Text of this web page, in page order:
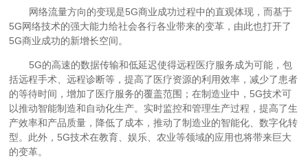
网络流量方向的变现是5G商业成功过程中的直观体现，而基于
5G网络技术的强大能力给社会各行各业带来的变革，由此也打开了
5G商业成功的新增长空间。
5G的高速的数据传输和低延迟使得远程医疗服务成为可能，包
括远程手术、远程诊断等，提高了医疗资源的利用效率，减少了患者
的等待时间，增加了医疗服务的覆盖范围；在制造业中，5G技术可
以推动智能制造和自动化生产。实时监控和管理生产过程，提高了生
产效率和产品质量，降低了成本，推动了制造业的智能化、数字化转
型。此外，5G技术在教育、娱乐、农业等领域的应用也将带来巨大
的变革。